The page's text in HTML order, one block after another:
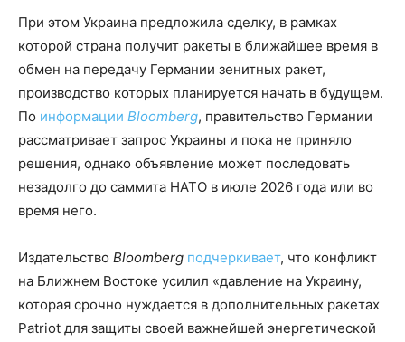
При этом Украина предложила сделку, в рамках
которой страна получит ракеты в ближайшее время в
обмен на передачу Германии зенитных ракет,
производство которых планируется начать в будущем.
По информации Bloomberg, правительство Германии
рассматривает запрос Украины и пока не приняло
решения, однако объявление может последовать
незадолго до саммита НАТО в июле 2026 года или во
время него.
Издательство Bloomberg подчеркивает, что конфликт
на Ближнем Востоке усилил «давление на Украину,
которая срочно нуждается в дополнительных ракетах
Patriot для защиты своей важнейшей энергетической